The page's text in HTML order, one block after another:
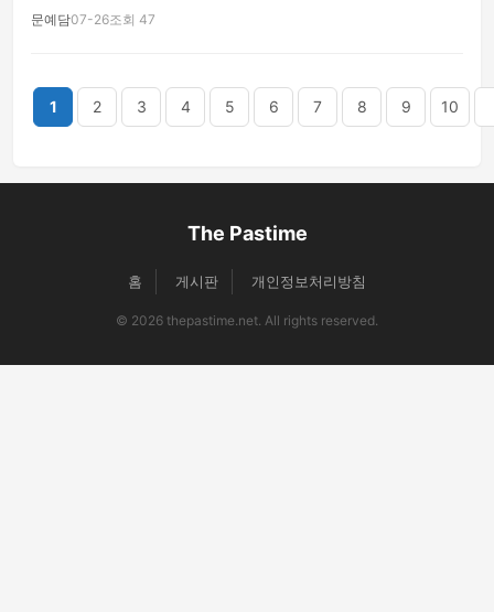
문예담07-26조회 47
1 2 3 4 5 6 7 8 9 10
The Pastime
홈 게시판 개인정보처리방침
© 2026 thepastime.net. All rights reserved.